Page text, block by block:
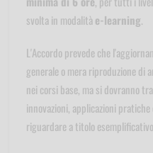
svolta in modalità e-learning.
L'Accordo prevede che
generale o mera riproduzione di
nei corsi base, ma si dovranno
innovazioni, applicazioni
riguardare a titolo